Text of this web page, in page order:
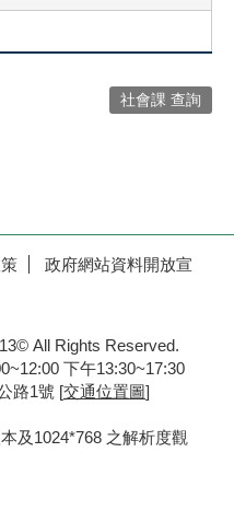
社會課 查詢
政府網站資料開放宣
All Rights Reserved.
下午13:30~17:30
路1號 [交通位置圖]
及1024*768 之解析度觀